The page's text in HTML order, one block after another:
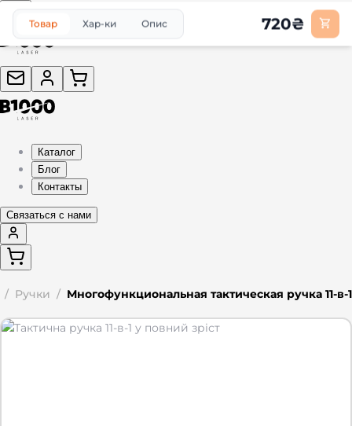
Каталог
Блог
Контакты
Связаться с нами
/ Ручки / Многофункциональная тактическая ручка 11-в-1
Товар Хар-ки Опис 720₴